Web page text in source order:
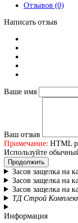
Отзывов (0)
Написать отзыв
Ваше имя
Ваш отзыв
Примечание: HTML
Используйте
Продолжить
Засов защелка на
Засов защелка на
Засов защелка на
ТД Строй
Информация